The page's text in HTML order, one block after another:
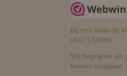
Bij ons staat de
0627172580
Wij begrijpen als
komen shoppen.